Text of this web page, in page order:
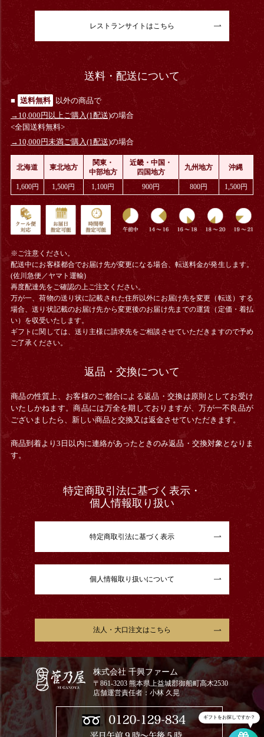
レストランサイトはこちら
送料・配送について
■ 送料無料
以外の商品で
→10,000円以上ご購入(1配送)の場合
<全国送料無料>
→10,000円未満ご購入(1配送)の場合
北海道 東北地方
関東・
中部地方
近畿・中国・
四国地方
九州地方 沖縄
1,600円 1,500円 1,100円 900円 800円 1,500円
※ご注意ください。
配送中にお客様都合でお届け先が変更になる場合、 転送料金が発生します。
(佐川急便／ヤマト運輸)
再度配達先をご確認の上ご注文ください。
万が一、荷物の送り状に記載された住所以外にお届け先を変更（転送）する
場合、送り状記載のお届け先から変更後のお届け先までの運賃（定価・着払
い）を収受いたします。
ギフトに関しては、送り主様に請求先をご相談させていただきますので予め
ご了承ください。
返品・交換について
商品の性質上、お客様のご都合による返品・交換は原則としてお受け
いたしかねます。商品には万全を期しておりますが、万が一不良品が
ございましたら、新しい商品と交換又は返金させていただきます。
商品到着より3日以内に連絡があったときのみ返品・交換対象となりま
す。
特定商取引法に基づく表示・
個人情報取り扱い
特定商取引法に基づく表示
個人情報取り扱いについて
法人・大口注文はこちら
株式会社 千興ファーム
〒861-3203 熊本県上益城郡御船町高木2530
店舗運営責任者：小林 久晃
ギフトをお探しですか？